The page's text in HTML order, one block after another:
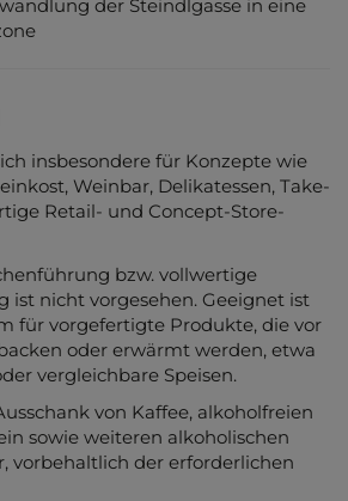
der Steindlgasse in eine
insbesondere für Konzepte wie
Weinbar, Delikatessen, Take-
Retail- und Concept-Store-
bzw. vollwertige
ist nicht vorgesehen. Geeignet ist
für vorgefertigte Produkte, die vor
oder erwärmt werden, etwa
vergleichbare Speisen.
von Kaffee, alkoholfreien
sowie weiteren alkoholischen
vorbehaltlich der erforderlichen